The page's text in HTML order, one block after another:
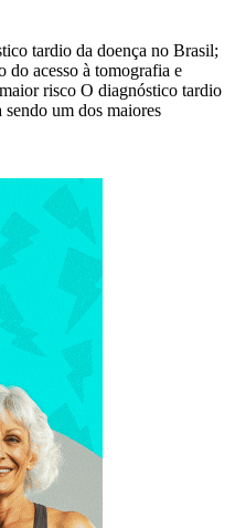
tardio da doença no Brasil;
do acesso à tomografia e
risco O diagnóstico tardio
um dos maiores